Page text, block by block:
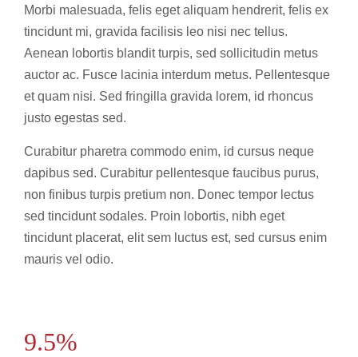
Morbi malesuada, felis eget aliquam hendrerit, felis ex
tincidunt mi, gravida facilisis leo nisi nec tellus.
Aenean lobortis blandit turpis, sed sollicitudin metus
auctor ac. Fusce lacinia interdum metus. Pellentesque
et quam nisi. Sed fringilla gravida lorem, id rhoncus
justo egestas sed.
Curabitur pharetra commodo enim, id cursus neque
dapibus sed. Curabitur pellentesque faucibus purus,
non finibus turpis pretium non. Donec tempor lectus
sed tincidunt sodales. Proin lobortis, nibh eget
tincidunt placerat, elit sem luctus est, sed cursus enim
mauris vel odio.
9.5%